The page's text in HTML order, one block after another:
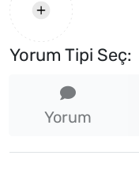
Yorum Tipi Seç:
Yorum